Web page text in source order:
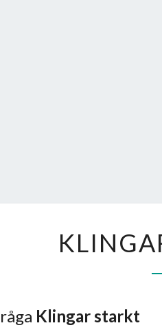
Klingar starkt